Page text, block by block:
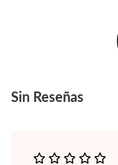
Sin Reseñas